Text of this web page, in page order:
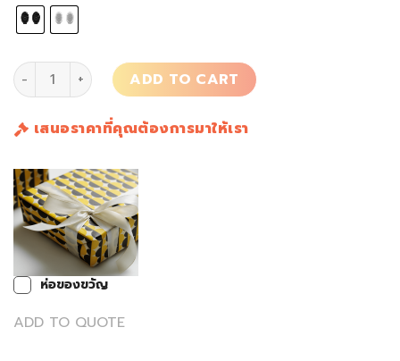
ลำโพง The Pearl Akoya quantity
ADD TO CART
เสนอราคาที่คุณต้องการมาให้เรา
ห่อของขวัญ
ADD TO QUOTE